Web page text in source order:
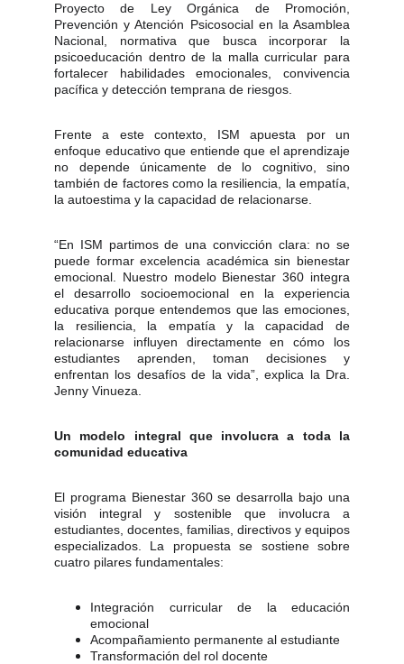
Proyecto de Ley Orgánica de Promoción,
Prevención y Atención Psicosocial en la Asamblea
Nacional, normativa que busca incorporar la
psicoeducación dentro de la malla curricular para
fortalecer habilidades emocionales, convivencia
pacífica y detección temprana de riesgos.
Frente a este contexto, ISM apuesta por un
enfoque educativo que entiende que el aprendizaje
no depende únicamente de lo cognitivo, sino
también de factores como la resiliencia, la empatía,
la autoestima y la capacidad de relacionarse.
“En ISM partimos de una convicción clara: no se
puede formar excelencia académica sin bienestar
emocional. Nuestro modelo Bienestar 360 integra
el desarrollo socioemocional en la experiencia
educativa porque entendemos que las emociones,
la resiliencia, la empatía y la capacidad de
relacionarse influyen directamente en cómo los
estudiantes aprenden, toman decisiones y
enfrentan los desafíos de la vida”, explica la Dra.
Jenny Vinueza.
Un modelo integral que involucra a toda la
comunidad educativa
El programa Bienestar 360 se desarrolla bajo una
visión integral y sostenible que involucra a
estudiantes, docentes, familias, directivos y equipos
especializados. La propuesta se sostiene sobre
cuatro pilares fundamentales:
Integración curricular de la educación
emocional
Acompañamiento permanente al estudiante
Transformación del rol docente